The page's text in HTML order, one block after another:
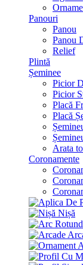
Panouri
Panou
Panou
Relief
Plintă
Șeminee
Picior
Picior
Placă
Placă
Arata
Coronamente
Nișă